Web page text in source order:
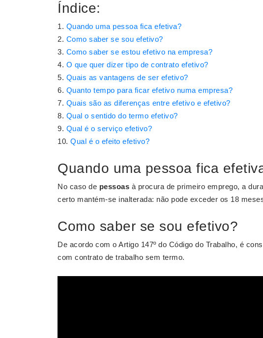
Índice:
Quando uma pessoa fica efetiva?
Como saber se sou efetivo?
Como saber se estou efetivo na empresa?
O que quer dizer tipo de contrato efetivo?
Quais as vantagens de ser efetivo?
Quanto tempo para ficar efetivo numa empresa?
Quais são as diferenças entre efetivo e efetivo?
Qual o sentido do termo efetivo?
Qual é o serviço efetivo?
Qual é o efeito efetivo?
Quando uma pessoa fica
No caso de pessoas à procura de primeiro emprego, a
certo mantém-se inalterada: não pode exceder os 18
Como saber se sou efetivo?
De acordo com o Artigo 147º do Código do Trabalho, é
com contrato de trabalho sem termo.